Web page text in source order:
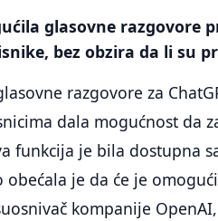
glasovne razgovore
bez obzira da li su
razgovore za
dala mogućnost da
funkcija je bila dostupna
je da će je
kompanije